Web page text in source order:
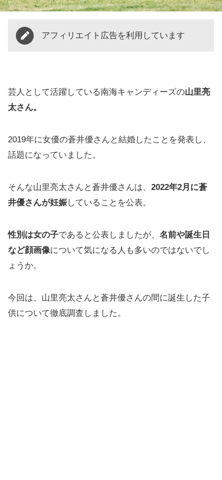
アフィリエイト広告を利用しています
芸人として活躍している南海キャンディーズの山里亮
太さん。
2019年に女優の蒼井優さんと結婚したことを発表し、
話題になっていました。
そんな山里亮太さんと蒼井優さんは、 2022年2月に蒼
井優さんが妊娠していることを公表。
性別は女の子であると公表しましたが、 名前や誕生日
など顔画像について気になる人も多いのではないでし
ょうか。
今回は、山里亮太さんと蒼井優さんの間に誕生した子
供について徹底調査しました。